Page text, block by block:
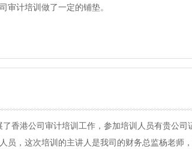
计培训做了一定的铺垫。
香港公司审计培训工作，参加培训人员有贵公司
员，这次培训的主讲人是我司的财务总监杨老师